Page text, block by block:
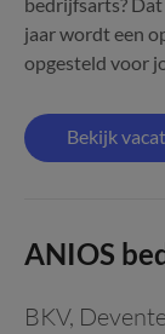
jaar wordt een
opgesteld voor
Bekijk
ANIOS
BKV,